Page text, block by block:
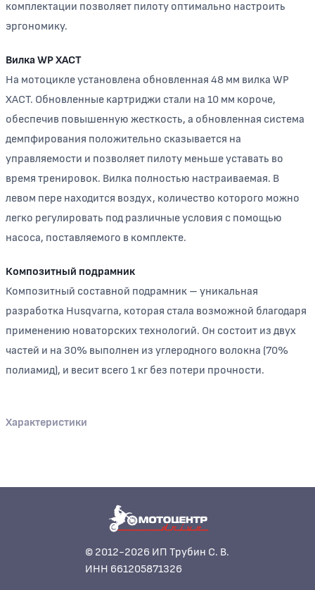
комплектации позволяет пилоту оптимально настроить
эргономику.
Вилка WP XACT
На мотоцикле установлена обновленная 48 мм вилка WP
XACT. Обновленные картриджи стали на 10 мм короче,
обеспечив повышенную жесткость, а обновленная система
демпфирования положительно сказывается на
управляемости и позволяет пилоту меньше уставать во
время тренировок. Вилка полностью настраиваемая. В
левом пере находится воздух, количество которого можно
легко регулировать под различные условия с помощью
насоса, поставляемого в комплекте.
Композитный подрамник
Композитный составной подрамник – уникальная
разработка Husqvarna, которая стала возможной благодаря
применению новаторских технологий. Он состоит из двух
частей и на 30% выполнен из углеродного волокна (70%
полиамид), и весит всего 1 кг без потери прочности.
Характеристики
© 2012-2026 ИП Трубин С. В.
ИНН 661205871326